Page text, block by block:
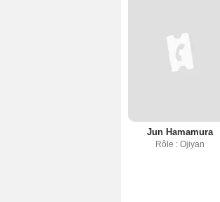
Jun Hamamura
Rôle : Ojiyan